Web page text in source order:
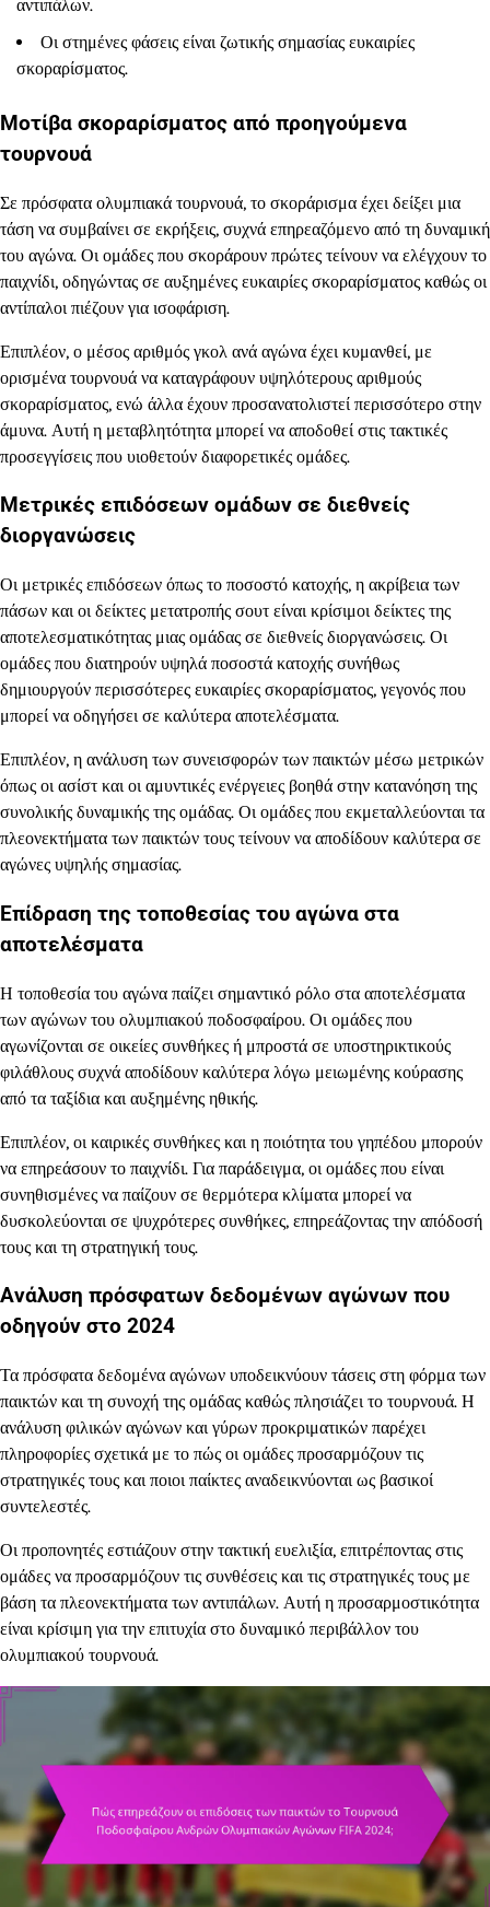
αντιπάλων.
Οι στημένες φάσεις είναι ζωτικής σημασίας ευκαιρίες
σκοραρίσματος.
Μοτίβα σκοραρίσματος από προηγούμενα
τουρνουά
Σε πρόσφατα ολυμπιακά τουρνουά, το σκοράρισμα έχει δείξει μια
τάση να συμβαίνει σε εκρήξεις, συχνά επηρεαζόμενο από τη δυναμική
του αγώνα. Οι ομάδες που σκοράρουν πρώτες τείνουν να ελέγχουν το
παιχνίδι, οδηγώντας σε αυξημένες ευκαιρίες σκοραρίσματος καθώς οι
αντίπαλοι πιέζουν για ισοφάριση.
Επιπλέον, ο μέσος αριθμός γκολ ανά αγώνα έχει κυμανθεί, με
ορισμένα τουρνουά να καταγράφουν υψηλότερους αριθμούς
σκοραρίσματος, ενώ άλλα έχουν προσανατολιστεί περισσότερο στην
άμυνα. Αυτή η μεταβλητότητα μπορεί να αποδοθεί στις τακτικές
προσεγγίσεις που υιοθετούν διαφορετικές ομάδες.
Μετρικές επιδόσεων ομάδων σε διεθνείς
διοργανώσεις
Οι μετρικές επιδόσεων όπως το ποσοστό κατοχής, η ακρίβεια των
πάσων και οι δείκτες μετατροπής σουτ είναι κρίσιμοι δείκτες της
αποτελεσματικότητας μιας ομάδας σε διεθνείς διοργανώσεις. Οι
ομάδες που διατηρούν υψηλά ποσοστά κατοχής συνήθως
δημιουργούν περισσότερες ευκαιρίες σκοραρίσματος, γεγονός που
μπορεί να οδηγήσει σε καλύτερα αποτελέσματα.
Επιπλέον, η ανάλυση των συνεισφορών των παικτών μέσω μετρικών
όπως οι ασίστ και οι αμυντικές ενέργειες βοηθά στην κατανόηση της
συνολικής δυναμικής της ομάδας. Οι ομάδες που εκμεταλλεύονται τα
πλεονεκτήματα των παικτών τους τείνουν να αποδίδουν καλύτερα σε
αγώνες υψηλής σημασίας.
Επίδραση της τοποθεσίας του αγώνα στα
αποτελέσματα
Η τοποθεσία του αγώνα παίζει σημαντικό ρόλο στα αποτελέσματα
των αγώνων του ολυμπιακού ποδοσφαίρου. Οι ομάδες που
αγωνίζονται σε οικείες συνθήκες ή μπροστά σε υποστηρικτικούς
φιλάθλους συχνά αποδίδουν καλύτερα λόγω μειωμένης κούρασης
από τα ταξίδια και αυξημένης ηθικής.
Επιπλέον, οι καιρικές συνθήκες και η ποιότητα του γηπέδου μπορούν
να επηρεάσουν το παιχνίδι. Για παράδειγμα, οι ομάδες που είναι
συνηθισμένες να παίζουν σε θερμότερα κλίματα μπορεί να
δυσκολεύονται σε ψυχρότερες συνθήκες, επηρεάζοντας την απόδοσή
τους και τη στρατηγική τους.
Ανάλυση πρόσφατων δεδομένων αγώνων που
οδηγούν στο 2024
Τα πρόσφατα δεδομένα αγώνων υποδεικνύουν τάσεις στη φόρμα των
παικτών και τη συνοχή της ομάδας καθώς πλησιάζει το τουρνουά. Η
ανάλυση φιλικών αγώνων και γύρων προκριματικών παρέχει
πληροφορίες σχετικά με το πώς οι ομάδες προσαρμόζουν τις
στρατηγικές τους και ποιοι παίκτες αναδεικνύονται ως βασικοί
συντελεστές.
Οι προπονητές εστιάζουν στην τακτική ευελιξία, επιτρέποντας στις
ομάδες να προσαρμόζουν τις συνθέσεις και τις στρατηγικές τους με
βάση τα πλεονεκτήματα των αντιπάλων. Αυτή η προσαρμοστικότητα
είναι κρίσιμη για την επιτυχία στο δυναμικό περιβάλλον του
ολυμπιακού τουρνουά.